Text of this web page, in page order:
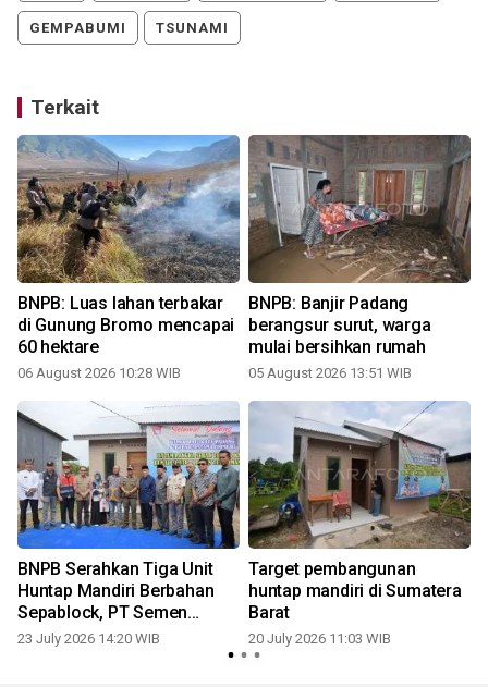
GEMPABUMI TSUNAMI
Terkait
BNPB: Luas lahan terbakar
di Gunung Bromo mencapai
60 hektare
06 August 2026 10:28 WIB
BNPB: Banjir Padang
berangsur surut, warga
mulai bersihkan rumah
05 August 2026 13:51 WIB
BNPB Serahkan Tiga Unit
Huntap Mandiri Berbahan
Sepablock, PT Semen
Padang Sampaikan
23 July 2026 14:20 WIB
Target pembangunan
huntap mandiri di Sumatera
Barat
20 July 2026 11:03 WIB